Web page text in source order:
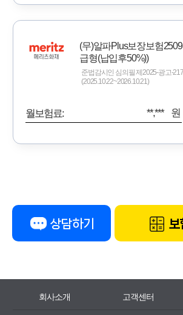
(무)알파Plus보장보험
급형(납입후50%))
준법감시인 심의필 제2025-광고-
(2025.10.22~2026.10.21)
월보험료: **,*** 원
상담하기 보
회사소개 고객센터